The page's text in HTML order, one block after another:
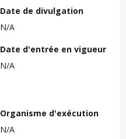
Date de divulgation
N/A
Date d'entrée en vigueur
N/A
Organisme d'exécution
N/A